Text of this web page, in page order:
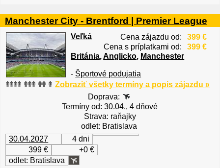
Manchester City - Brentford | Premier League
Cena zájazdu od:
399 €
Cena s príplatkami od:
399 €
Veľká
Británia,Anglicko, Manchester
- Športové podujatia
Zobraziť všetky termíny a popis zájazdu »
Doprava:
Termíny od: 30.04., 4 dňové
Strava: raňajky
odlet: Bratislava
30.04.2027
4 dni
399 €
+0 €
odlet: Bratislava